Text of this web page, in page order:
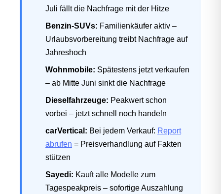
Juli fällt die Nachfrage mit der Hitze
Benzin-SUVs: Familienkäufer aktiv –
Urlaubsvorbereitung treibt Nachfrage auf
Jahreshoch
Wohnmobile: Spätestens jetzt verkaufen
– ab Mitte Juni sinkt die Nachfrage
Dieselfahrzeuge: Peakwert schon
vorbei – jetzt schnell noch handeln
carVertical: Bei jedem Verkauf: Report
abrufen = Preisverhandlung auf Fakten
stützen
Sayedi: Kauft alle Modelle zum
Tagespeakpreis – sofortige Auszahlung